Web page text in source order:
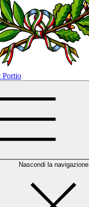
Portio
Nascondi la navigazione